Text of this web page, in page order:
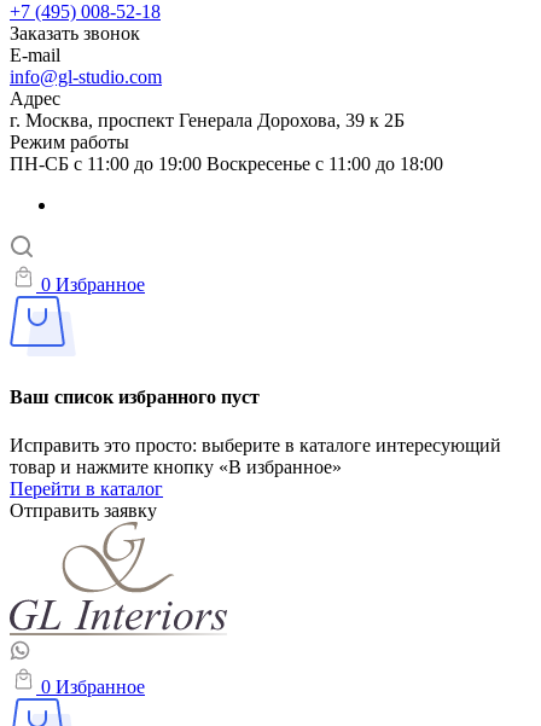
+7 (495) 008-52-18
Заказать звонок
E-mail
info@gl-studio.com
Адрес
г. Москва, проспект Генерала Дорохова, 39 к 2Б
Режим работы
ПН-СБ с 11:00 до 19:00 Воскресенье с 11:00 до 18:00
0 Избранное
Ваш список избранного пуст
Исправить это просто: выберите в каталоге интересующий
товар и нажмите кнопку «В избранное»
Перейти в каталог
Отправить заявку
0 Избранное